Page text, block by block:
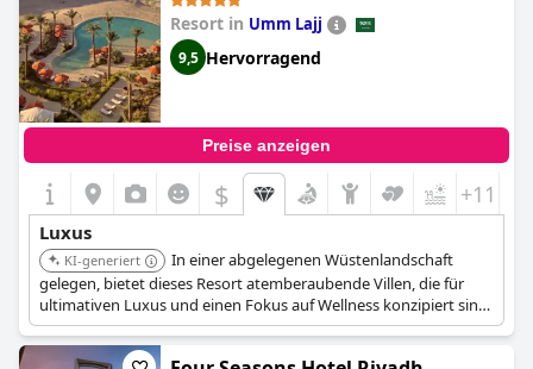
Resort in Umm Lajj
9,5 Hervorragend
Preise anzeigen
$ +11
Luxus
KI-generiert
In einer abgelegenen Wüstenlandschaft
gelegen, bietet dieses Resort atemberaubende Villen, die für
ultimativen Luxus und einen Fokus auf Wellness konzipiert sind.
Es bietet ein immersives Rückzugserlebnis mit
außergewöhnlichen Annehmlichkeiten und einer Verbindung